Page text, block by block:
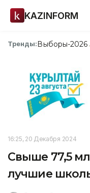
KAZINFORM
Тренды:Выборы-2026
16:25, 20 Декабря 2024
Свыше 77,5
лучшие